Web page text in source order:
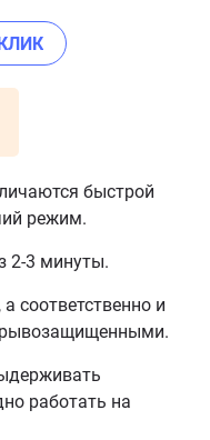
быстрой
режим.
2-3 минуты.
соответственно и
работать на